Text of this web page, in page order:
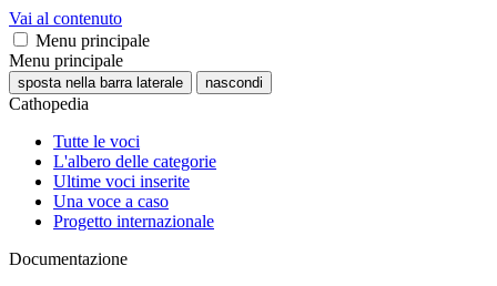
Vai al contenuto
Menu principale
Menu principale
sposta nella barra laterale nascondi
Cathopedia
Tutte le voci
L'albero delle categorie
Ultime voci inserite
Una voce a caso
Progetto internazionale
Documentazione